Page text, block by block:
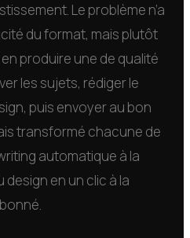
Le problème n’a
du format, mais plutôt
produire une de qualité
les sujets, rédiger le
puis envoyer au bon
transformé chacune de
automatique à la
en un clic à la